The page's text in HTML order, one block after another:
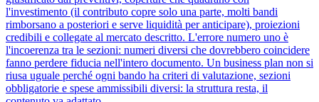
l'investimento (il contributo copre solo una parte, molti bandi
rimborsano a posteriori e serve liquidità per anticipare), proiezioni
credibili e collegate al mercato descritto. L'errore numero uno è
l'incoerenza tra le sezioni: numeri diversi che dovrebbero coincidere
fanno perdere fiducia nell'intero documento. Un business plan non si
riusa uguale perché ogni bando ha criteri di valutazione, sezioni
obbligatorie e spese ammissibili diversi: la struttura resta, il